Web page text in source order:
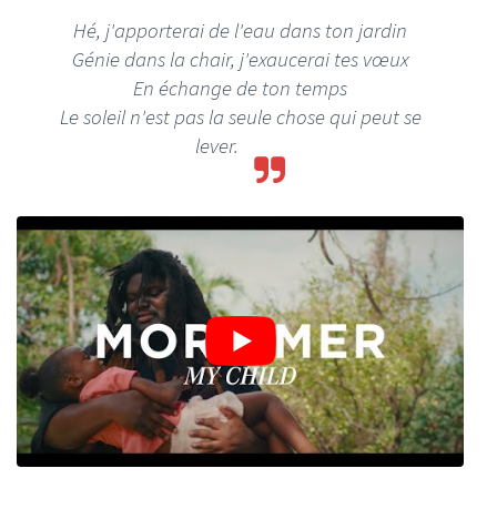
Hé, j'apporterai de l'eau dans ton jardin
Génie dans la chair, j'exaucerai tes vœux
En échange de ton temps
Le soleil n'est pas la seule chose qui peut se
lever.